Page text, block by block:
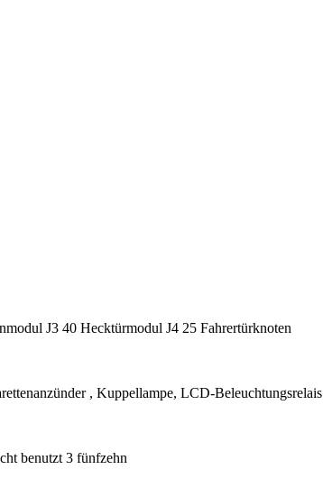
J3 40 Hecktürmodul J4 25 Fahrertürknoten
, Kuppellampe, LCD-Beleuchtungsrelais
benutzt 3 fünfzehn